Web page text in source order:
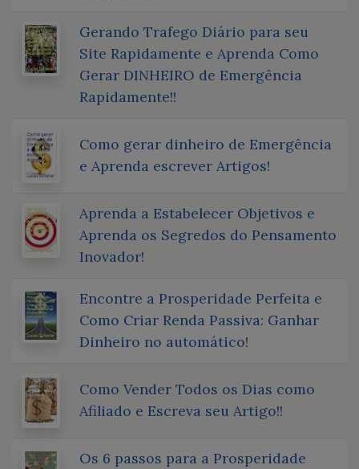
Gerando Trafego Diário para seu
Site Rapidamente e Aprenda Como
Gerar DINHEIRO de Emergência
Rapidamente!!
Como gerar dinheiro de Emergência
e Aprenda escrever Artigos!
Aprenda a Estabelecer Objetivos e
Aprenda os Segredos do Pensamento
Inovador!
Encontre a Prosperidade Perfeita e
Como Criar Renda Passiva: Ganhar
Dinheiro no automático!
Como Vender Todos os Dias como
Afiliado e Escreva seu Artigo!!
Os 6 passos para a Prosperidade